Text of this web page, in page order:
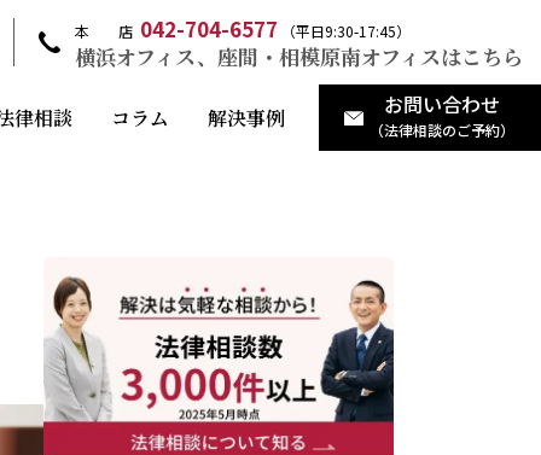
本 店 042-704-6577 （平日9:30-17:45）
横浜オフィス、座間・相模原南オフィスはこちら
律相談 コラム 解決事例 お問い合わせ
（法律相談のご予約）